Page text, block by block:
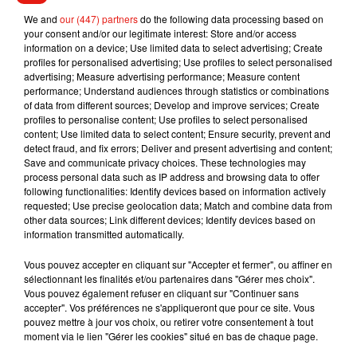
(Avec AFP)
Musique
7 août 2026
RÜFÜS DU SOL annonce un nouvel
album après sa tournée mondiale
7 août 2026
Angèle et Amélie Lens dévoilent leur
collaboration tant attendue
We and our (447) partnersdo the following data processing based on
your consent and/or our legitimate interest: Store and/or access
information on a device; Use limited data to select advertising; Create
profiles for personalised advertising; Use profiles to select personalised
advertising; Measure advertising performance; Measure content
performance; Understand audiences through statistics or combinations
of data from different sources; Develop and improve services; Create
profiles to personalise content; Use profiles to select personalised
content; Use limited data to select content; Ensure security, prevent and
detect fraud, and fix errors; Deliver and present advertising and content;
Save and communicate privacy choices. These technologies may
process personal data such as IP address and browsing data to offer
following functionalities: Identify devices based on information actively
requested; Use precise geolocation data; Match and combine data from
other data sources; Link different devices; Identify devices based on
information transmitted automatically.
Vous pouvez accepter en cliquant sur "Accepter et fermer", ou affiner en
sélectionnant les finalités et/ou partenaires dans "Gérer mes choix".
Vous pouvez également refuser en cliquant sur "Continuer sans
accepter". Vos préférences ne s'appliqueront que pour ce site. Vous
pouvez mettre à jour vos choix, ou retirer votre consentement à tout
moment via le lien "Gérer les cookies" situé en bas de chaque page.